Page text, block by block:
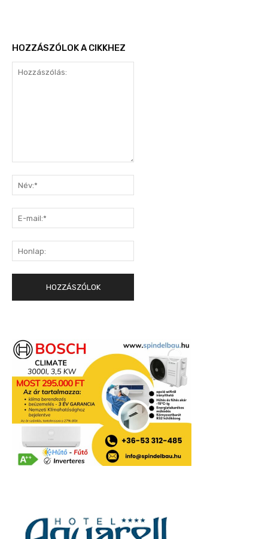
HOZZÁSZÓLOK A CIKKHEZ
mail:*